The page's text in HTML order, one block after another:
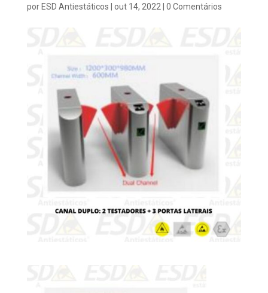
porESD Antiestáticos | out 14, 2022 | 0 Comentários